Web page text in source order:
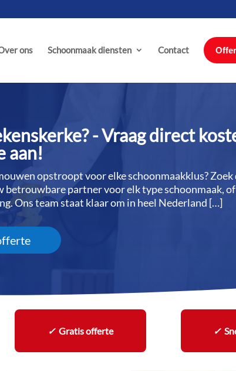
ons Schoonmaak diensten Contact
- Vraag direct
aan!
opstroopt voor elke schoonmaakklus?
partner voor elk type schoonmaak,
Ons team staat klaar om in heel Nederland […]
✓Gratis offerte ✓